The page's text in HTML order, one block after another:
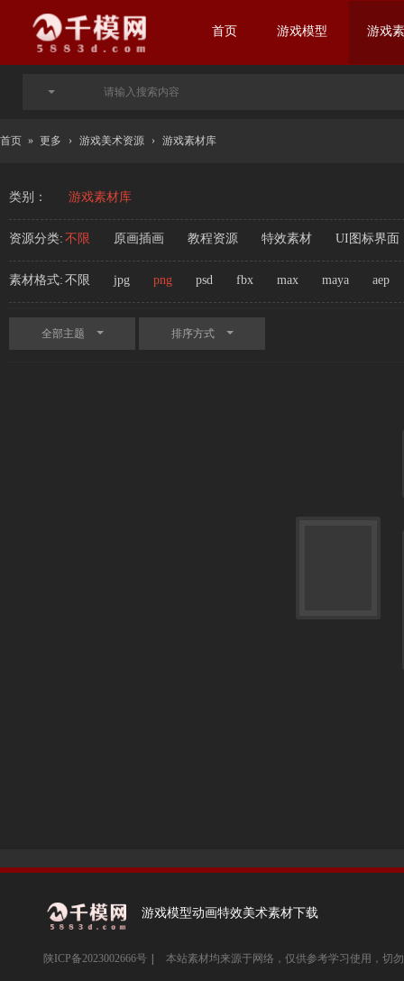
首页 游戏模型 游戏
首页 » 更多 › 游戏美术资源 › 游戏素材库
类别： 游戏素材库
资源分类: 不限 原画插画 教程资源 特效素材 UI图标界面
素材格式: 不限 jpg png psd fbx max maya aep
全部主题 排序方式
游戏模型动画特效美术素材下载
陕ICP备2023002666号 本站素材均来源于网络，仅供参考学习使用，切